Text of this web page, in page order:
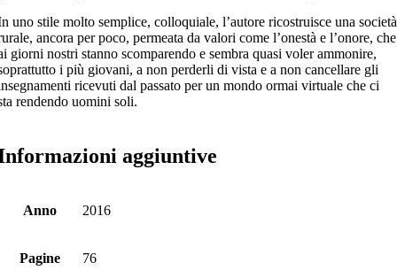
uno stile molto semplice, colloquiale, l’autore ricostruisce una società
ancora per poco, permeata da valori come l’onestà e l’onore, che
giorni nostri stanno scomparendo e sembra quasi voler ammonire,
i più giovani, a non perderli di vista e a non cancellare gli
ricevuti dal passato per un mondo ormai virtuale che ci
rendendo uomini soli.
aggiuntive
Anno 2016
Pagine 76